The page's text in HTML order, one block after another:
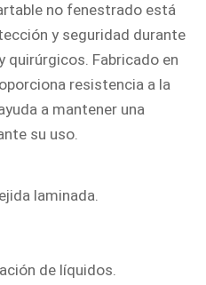
no fenestrado está
y seguridad durante
Fabricado en
resistencia a la
a mantener una
su uso.
laminada.
de líquidos.